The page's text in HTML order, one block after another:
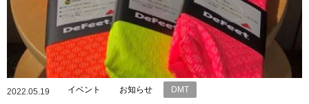
2022.05.19 イベント お知らせ DMT